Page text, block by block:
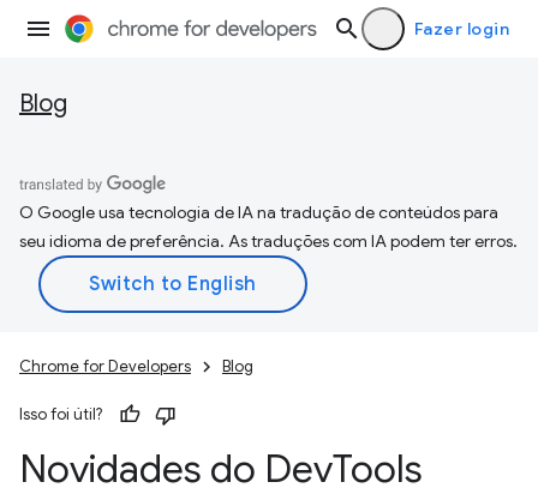
Fazer login
Blog
O Google usa tecnologia de IA na tradução de conteúdos para
seu idioma de preferência. As traduções com IA podem ter erros.
Chrome for Developers Blog
Isso foi útil?
Novidades do DevTools